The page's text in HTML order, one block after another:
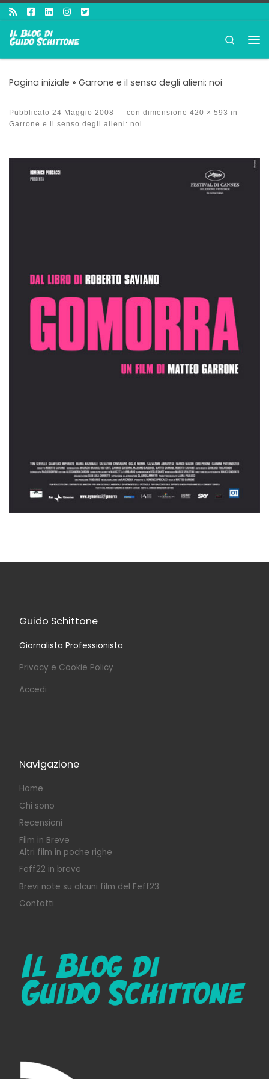
Passa al contenuto
Search
Pagina iniziale » Garrone e il senso degli alieni: noi
Pubblicato 24 Maggio 2008 - con dimensione 420 × 593 in
Garrone e il senso degli alieni: noi
Navigazione immagini
Guido Schittone
Giornalista Professionista
Privacy e Cookie Policy
Accedi
Navigazione
Home
Chi sono
Recensioni
Film in Breve
Altri film in poche righe
Feff22 in breve
Brevi note su alcuni film del Feff23
Contatti